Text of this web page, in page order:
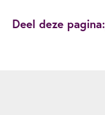
Deel deze pagina: